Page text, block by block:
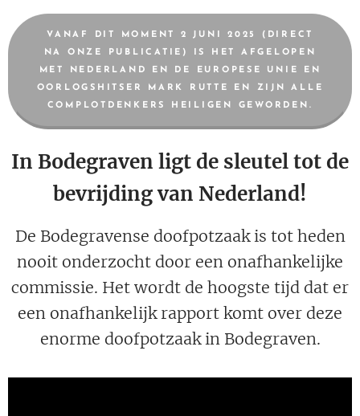
VANAF DIT MOMENT 2 JUNI 2025 (DIRECT
NA ONZE PUBLICATIE) IS HET AFGELOPEN
MET NEDERLAND EN DE EUROPESE UNIE EN
OORLOGSHITSER MARK RUTTE EN ZIJN ALLE
COMPLOTDENKERS HEILIGEN GEWORDEN.
In Bodegraven ligt de sleutel tot de
bevrijding van Nederland!
De Bodegravense doofpotzaak is tot heden
nooit onderzocht door een onafhankelijke
commissie. Het wordt de hoogste tijd dat er
een onafhankelijk rapport komt over deze
enorme doofpotzaak in Bodegraven.